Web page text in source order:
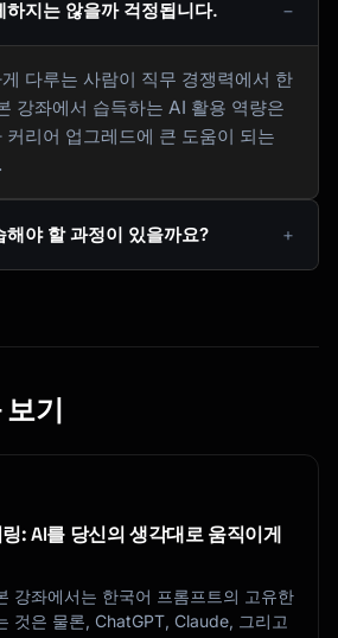
지는 않을까 걱정됩니다.
다루는 사람이 직무 경쟁력에서 한
강좌에서 습득하는 AI 활용 역량은
커리어 업그레드에 큰 도움이 되는
해야 할 과정이 있을까요?
보기
: AI를 당신의 생각대로 움직이게
강좌에서는 한국어 프롬프트의 고유한
것은 물론, ChatGPT, Claude, 그리고